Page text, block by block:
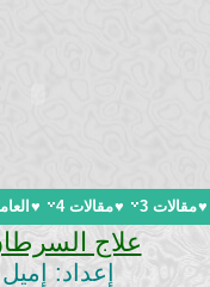
♥مقالات 3 ♥مقالات 4 ♥
علاج
إعداد: